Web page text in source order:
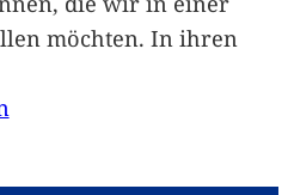
möchten. In ihren